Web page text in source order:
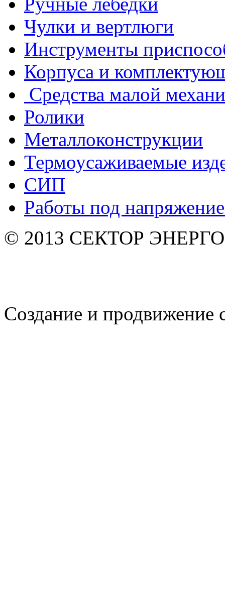
Чулки и вертлюги
Инструменты
Корпуса и
Средства малой
Ролики
Металлоконструкции
Термоусаживаемые
СИП
Работы под
© 2013 СЕКТОР ЭНЕРГО.
Создание и продвижение